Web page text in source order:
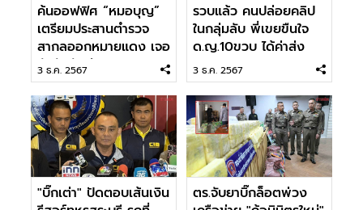
ค้นออฟฟิศ “หมอบุญ”
เตรียมประสานตำรวจ
สากลออกหมายแดง เจอ
ตัวจับทันที
3 ธ.ค. 2567
รวบแล้ว คนปล่อยคลิป
ในกลุ่มลับ พี่เขยขืนใจ
ด.ญ.10ขวบ ได้ค่าส่ง
300 บาท
3 ธ.ค. 2567
"บิ๊กเต่า" ปัดตอบเส้นเงิน
ตร.จับยาบิ๊กล็อตพ่วง